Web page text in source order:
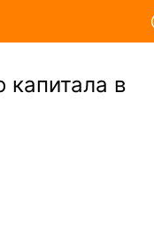
капитала в